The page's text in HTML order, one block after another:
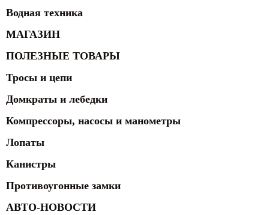
Водная техника
МАГАЗИН
ПОЛЕЗНЫЕ ТОВАРЫ
Тросы и цепи
Домкраты и лебедки
Компрессоры, насосы и манометры
Лопаты
Канистры
Противоугонные замки
АВТО-НОВОСТИ